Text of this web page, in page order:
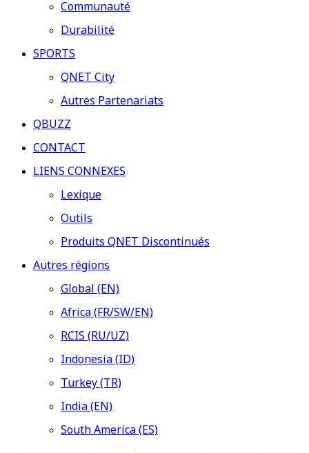
Communauté
Durabilité
SPORTS
QNET City
Autres Partenariats
QBUZZ
CONTACT
LIENS CONNEXES
Lexique
Outils
Produits QNET Discontinués
Autres régions
Global (EN)
Africa (FR/SW/EN)
RCIS (RU/UZ)
Indonesia (ID)
Turkey (TR)
India (EN)
South America (ES)